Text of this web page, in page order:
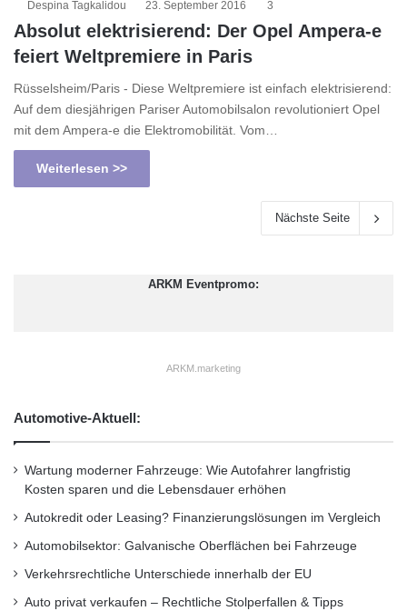
Despina Tagkalidou 23. September 2016 3
Absolut elektrisierend: Der Opel Ampera-e
feiert Weltpremiere in Paris
Rüsselsheim/Paris - Diese Weltpremiere ist einfach elektrisierend:
Auf dem diesjährigen Pariser Automobilsalon revolutioniert Opel
mit dem Ampera-e die Elektromobilität. Vom…
Weiterlesen >>
Nächste Seite
ARKM Eventpromo:
ARKM.marketing
Automotive-Aktuell:
Wartung moderner Fahrzeuge: Wie Autofahrer langfristig
Kosten sparen und die Lebensdauer erhöhen
Autokredit oder Leasing? Finanzierungslösungen im Vergleich
Automobilsektor: Galvanische Oberflächen bei Fahrzeuge
Verkehrsrechtliche Unterschiede innerhalb der EU
Auto privat verkaufen – Rechtliche Stolperfallen & Tipps